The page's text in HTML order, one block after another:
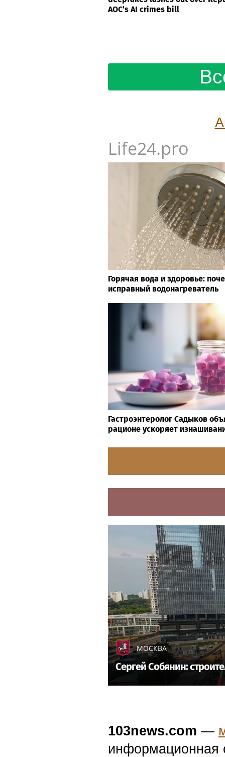
AOC’s AI crimes bill
Life24.pro
Горячая вода и здоровье:
исправный водонагреватель
Гастроэнтеролог Садыков
рационе ускоряет
МОСКВА
Сергей Собянин:
103news.com —
информационная